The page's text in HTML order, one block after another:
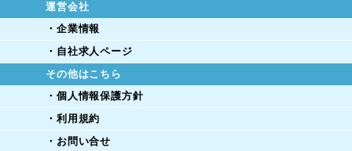
運営会社
・企業情報
・自社求人ページ
その他はこちら
・個人情報保護方針
・利用規約
・お問い合せ